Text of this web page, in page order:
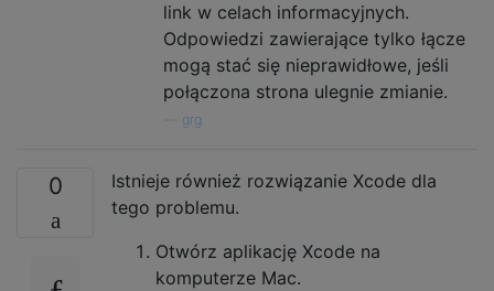
link w celach informacyjnych.
Odpowiedzi zawierające tylko łącze
mogą stać się nieprawidłowe, jeśli
połączona strona ulegnie zmianie.
grg
0
Istnieje również rozwiązanie Xcode dla
tego problemu.
Otwórz aplikację Xcode na
komputerze Mac.